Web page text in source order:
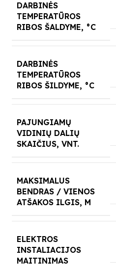
DARBINĖS
TEMPERATŪROS
RIBOS ŠALDYME, °C
DARBINĖS
TEMPERATŪROS
RIBOS ŠILDYME, °C
PAJUNGIAMŲ
VIDINIŲ DALIŲ
SKAIČIUS, VNT.
MAKSIMALUS
BENDRAS / VIENOS
ATŠAKOS ILGIS, M
ELEKTROS
INSTALIACIJOS
MAITINIMAS